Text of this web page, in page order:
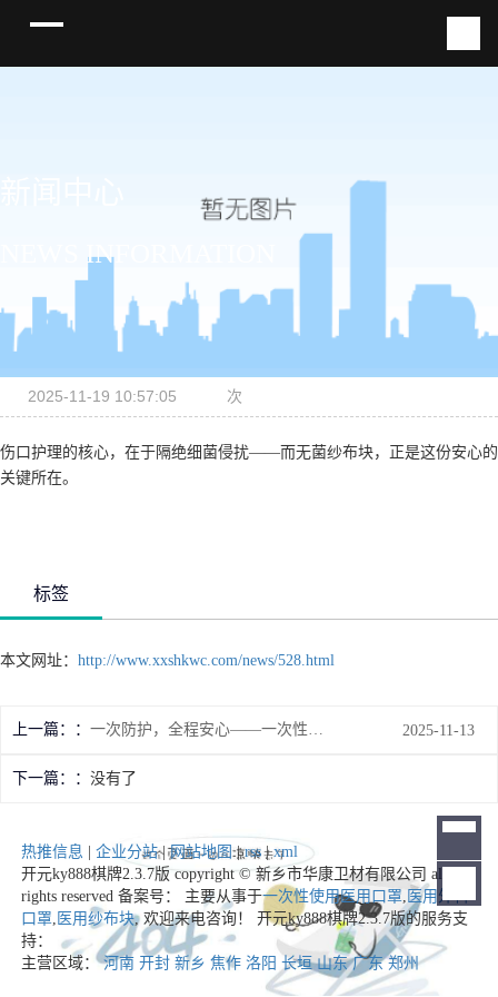
NEWS INFORMATION
2025-11-19 10:57:05 次
伤口护理的核心，在于隔绝细菌侵扰——而无菌纱布块，正是这份安心的
关键所在。
标签
本文网址： http://www.xxshkwc.com/news/528.html
上一篇： 一次防护，全程安心——一次性使用手术衣，筑牢医疗安全第1道防线 2025-11-13
下一篇： 没有了
热推信息 企业分站|网站地图|rss|xml
开元ky888棋牌2.3.7版 copyright © 新乡市华康卫材有限公司 all
rights reserved 备案号： 主要从事于一次性使用医用口罩, 医用外科
口罩, 医用纱布块, 欢迎来电咨询！ 开元ky888棋牌2.3.7版的服务支
持：
主营区域：河南 开封 新乡 焦作 洛阳 长垣 山东 广东 郑州